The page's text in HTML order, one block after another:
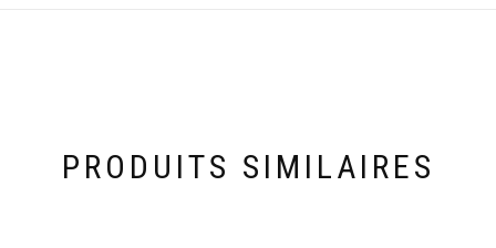
PRODUITS SIMILAIRES